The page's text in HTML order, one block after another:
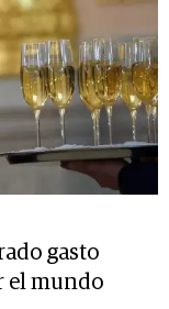
gasto
el mundo